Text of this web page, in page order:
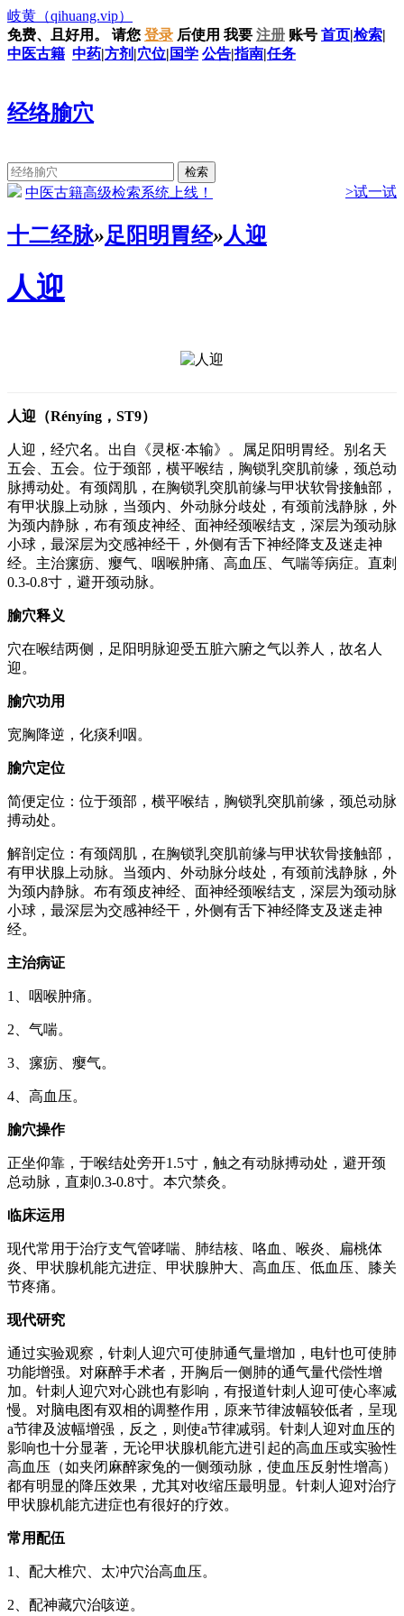
岐黄 （qihuang.vip）
免费、且好用。
请您 登录 后使用 我要 注册 账号 首页|检索|
中医古籍 中药|方剂 |穴位| 国学 公告|指南|任务
经络腧穴
中医古籍高级检索系统上线！ >试一试
十二经脉»足阳明胃经»人迎
人迎
人迎（Rényíng，ST9）
人迎，经穴名。出自《灵枢·本输》。属足阳明胃经。别名天
五会、五会。位于颈部，横平喉结，胸锁乳突肌前缘，颈总动
脉搏动处。有颈阔肌，在胸锁乳突肌前缘与甲状软骨接触部，
有甲状腺上动脉，当颈内、外动脉分歧处，有颈前浅静脉，外
为颈内静脉，布有颈皮神经、面神经颈喉结支，深层为颈动脉
小球，最深层为交感神经干，外侧有舌下神经降支及迷走神
经。主治瘰疬、瘿气、咽喉肿痛、高血压、气喘等病症。直刺
0.3-0.8寸，避开颈动脉。
腧穴释义
穴在喉结两侧，足阳明脉迎受五脏六腑之气以养人，故名人
迎。
腧穴功用
宽胸降逆，化痰利咽。
腧穴定位
简便定位：位于颈部，横平喉结，胸锁乳突肌前缘，颈总动脉
搏动处。
解剖定位：有颈阔肌，在胸锁乳突肌前缘与甲状软骨接触部，
有甲状腺上动脉。当颈内、外动脉分歧处，有颈前浅静脉，外
为颈内静脉。布有颈皮神经、面神经颈喉结支，深层为颈动脉
小球，最深层为交感神经干，外侧有舌下神经降支及迷走神
经。
主治病证
1、咽喉肿痛。
2、气喘。
3、瘰疬、瘿气。
4、高血压。
腧穴操作
正坐仰靠，于喉结处旁开1.5寸，触之有动脉搏动处，避开颈
总动脉，直刺0.3-0.8寸。本穴禁灸。
临床运用
现代常用于治疗支气管哮喘、肺结核、咯血、喉炎、扁桃体
炎、甲状腺机能亢进症、甲状腺肿大、高血压、低血压、膝关
节疼痛。
现代研究
通过实验观察，针刺人迎穴可使肺通气量增加，电针也可使肺
功能增强。对麻醉手术者，开胸后一侧肺的通气量代偿性增
加。针刺人迎穴对心跳也有影响，有报道针刺人迎可使心率减
慢。对脑电图有双相的调整作用，原来节律波幅较低者，呈现
a节律及波幅增强，反之，则使a节律减弱。针刺人迎对血压的
影响也十分显著，无论甲状腺机能亢进引起的高血压或实验性
高血压（如夹闭麻醉家兔的一侧颈动脉，使血压反射性增高）
都有明显的降压效果，尤其对收缩压最明显。针刺人迎对治疗
甲状腺机能亢进症也有很好的疗效。
常用配伍
1、配大椎穴、太冲穴治高血压。
2、配神藏穴治咳逆。